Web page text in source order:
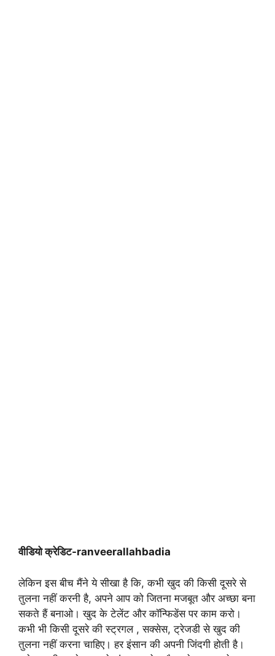
वीडियो क्रेडिट-ranveerallahbadia
लेकिन इस बीच मैंने ये सीखा है कि, कभी खुद की किसी दूसरे से
तुलना नहीं करनी है, अपने आप को जितना मजबूत और अच्छा बना
सकते हैं बनाओ। खुद के टेलेंट और कॉन्फिडेंस पर काम करो।
कभी भी किसी दूसरे की स्ट्रगल , सक्सेस, ट्रेजडी से खुद की
तुलना नहीं करना चाहिए। हर इंसान की अपनी जिंदगी होती है।